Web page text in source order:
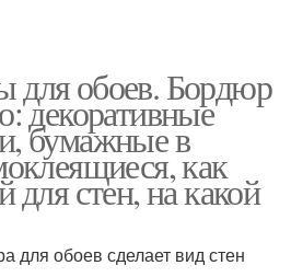
обоев. Бордюр
декоративные
бумажные в
как
для стен, на какой
для обоев сделает вид стен